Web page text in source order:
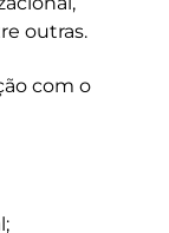
outras.
com o